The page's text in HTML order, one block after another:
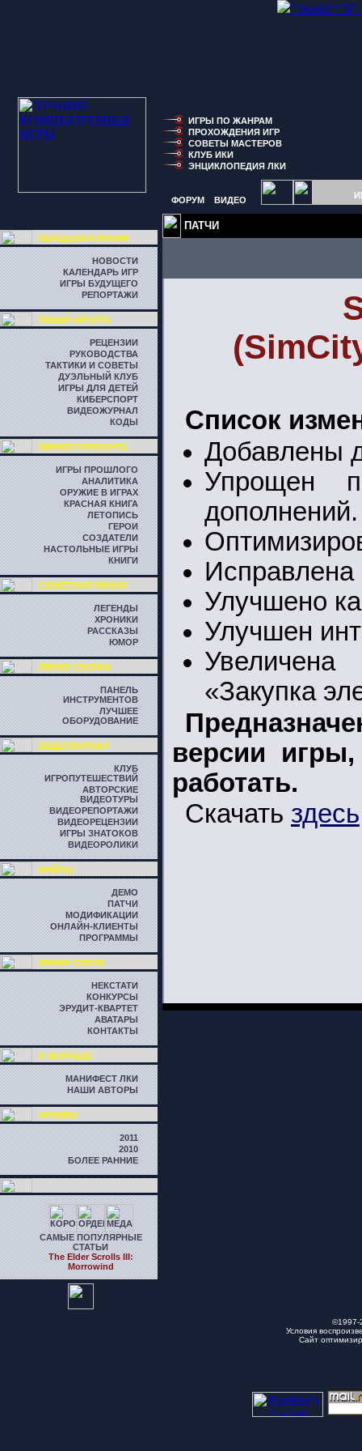
" border="0"
ИГРЫ ПО ЖАНРАМ
ПРОХОЖДЕНИЯ ИГР
СОВЕТЫ МАСТЕРОВ
КЛУБ ИКИ
ЭНЦИКЛОПЕДИЯ ЛКИ
ФОРУМ ВИДЕО
ПЕРЕДОВАЯ ЛИНИЯ
НОВОСТИ
КАЛЕНДАРЬ ИГР
ИГРЫ БУДУЩЕГО
РЕПОРТАЖИ
ЛИНИЯ ФРОНТА
РЕЦЕНЗИИ
РУКОВОДСТВА
ТАКТИКИ И СОВЕТЫ
ДУЭЛЬНЫЙ КЛУБ
ИГРЫ ДЛЯ ДЕТЕЙ
КИБЕРСПОРТ
ВИДЕОЖУРНАЛ
КОДЫ
ЛИНИЯ ГОРИЗОНТА
ИГРЫ ПРОШЛОГО
АНАЛИТИКА
ОРУЖИЕ В ИГРАХ
КРАСНАЯ КНИГА
ЛЕТОПИСЬ
ГЕРОИ
СОЗДАТЕЛИ
НАСТОЛЬНЫЕ ИГРЫ
КНИГИ
СЮЖЕТНАЯ ЛИНИЯ
ЛЕГЕНДЫ
ХРОНИКИ
РАССКАЗЫ
ЮМОР
ЛИНИЯ СБОРКИ
ПАНЕЛЬ
ИНСТРУМЕНТОВ
ЛУЧШЕЕ
ОБОРУДОВАНИЕ
ВИДЕОЖУРНАЛ
КЛУБ
ИГРОПУТЕШЕСТВИЙ
АВТОРСКИЕ
ВИДЕОТУРЫ
ВИДЕОРЕПОРТАЖИ
ВИДЕОРЕЦЕНЗИИ
ИГРЫ ЗНАТОКОВ
ВИДЕОРОЛИКИ
ФАЙЛЫ
ДЕМО
ПАТЧИ
МОДИФИКАЦИИ
ОНЛАЙН-КЛИЕНТЫ
ПРОГРАММЫ
ЛИНИЯ СВЯЗИ
НЕКСТАТИ
КОНКУРСЫ
ЭРУДИТ-КВАРТЕТ
АВАТАРЫ
КОНТАКТЫ
О ЖУРНАЛЕ
МАНИФЕСТ ЛКИ
НАШИ АВТОРЫ
АРХИВЫ
2011
2010
БОЛЕЕ РАННИЕ
САМЫЕ ПОПУЛЯРНЫЕ
СТАТЬИ
The Elder Scrolls III:
Morrowind
ПАТЧИ
Список
Добавлены
Упрощен
дополнений.
Исправлена
Улучшено
Улучшен
Увеличена
«Закупка
версии
работать.
Скачать здесь
Условия
Сайт